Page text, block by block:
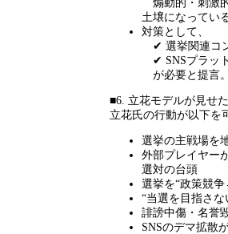
煽動的・刺激
土壌になってい
対策として、
✔ 選挙関連コ
✔ SNSプラッ
が必要と提言
■6. 立花モデルが見せ
立花氏の行動が以下を
選挙の主戦場を
外部プレイヤー
選対の台頭
選挙を“政策競争
“当選を目指さな
誹謗中傷・名誉
SNSのデマ拡散